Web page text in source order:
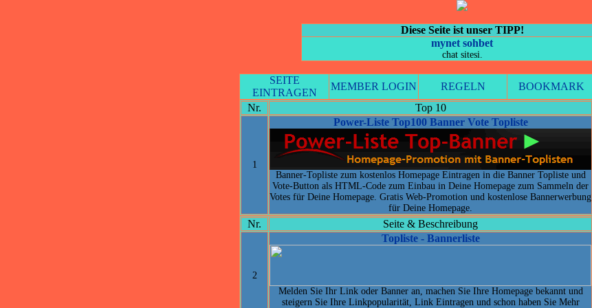
Diese Seite ist unser TIPP!
mynet sohbet
chat sitesi.
SEITE
EINTRAGEN
MEMBER LOGIN REGELN BOOKMARK
Nr.
Top 10
1
Power-Liste Top100 Banner Vote Topliste
Banner-Topliste zum kostenlos Homepage Eintragen in die Banner Topliste und
Vote-Button als HTML-Code zum Einbau in Deine Homepage zum Sammeln der
Votes für Deine Homepage. Gratis Web-Promotion und kostenlose Bannerwerbung
für Deine Homepage.
Nr. Seite & Beschreibung
2
Topliste - Bannerliste
Melden Sie Ihr Link oder Banner an, machen Sie Ihre Homepage bekannt und
steigern Sie Ihre Linkpopularität, Link Eintragen und schon haben Sie Mehr